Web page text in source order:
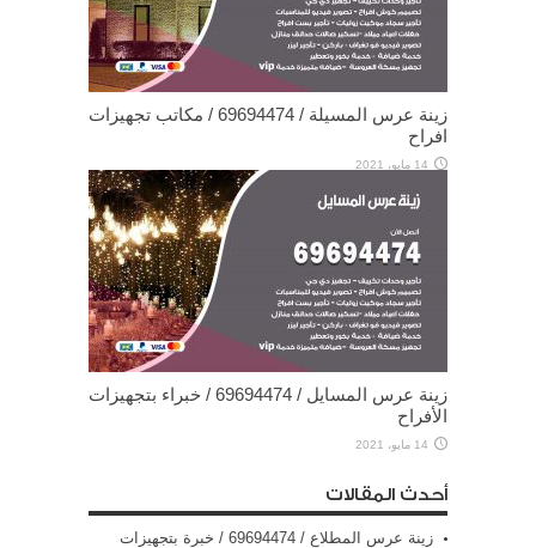
زينة عرس المسيلة / 69694474 / مكاتب تجهيزات
افراح
14 مايو، 2021
زينة عرس المسايل / 69694474 / خبراء بتجهيزات
الأفراح
14 مايو، 2021
أحدث المقالات
زينة عرس المطلاع / 69694474 / خبرة بتجهيزات